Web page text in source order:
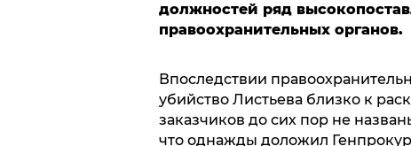
должностей ряд
правоохранительных органов.
Впоследствии
убийство Листьева близко к
заказчиков до сих пор не
что однажды доложил